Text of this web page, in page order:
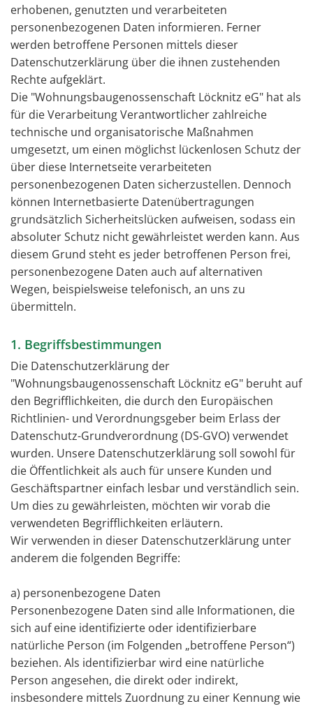
erhobenen, genutzten und verarbeiteten
personenbezogenen Daten informieren. Ferner
werden betroffene Personen mittels dieser
Datenschutzerklärung über die ihnen zustehenden
Rechte aufgeklärt.
Die "Wohnungsbaugenossenschaft Löcknitz eG" hat als
für die Verarbeitung Verantwortlicher zahlreiche
technische und organisatorische Maßnahmen
umgesetzt, um einen möglichst lückenlosen Schutz der
über diese Internetseite verarbeiteten
personenbezogenen Daten sicherzustellen. Dennoch
können Internetbasierte Datenübertragungen
grundsätzlich Sicherheitslücken aufweisen, sodass ein
absoluter Schutz nicht gewährleistet werden kann. Aus
diesem Grund steht es jeder betroffenen Person frei,
personenbezogene Daten auch auf alternativen
Wegen, beispielsweise telefonisch, an uns zu
übermitteln.
1. Begriffsbestimmungen
Die Datenschutzerklärung der
"Wohnungsbaugenossenschaft Löcknitz eG" beruht auf
den Begrifflichkeiten, die durch den Europäischen
Richtlinien- und Verordnungsgeber beim Erlass der
Datenschutz-Grundverordnung (DS-GVO) verwendet
wurden. Unsere Datenschutzerklärung soll sowohl für
die Öffentlichkeit als auch für unsere Kunden und
Geschäftspartner einfach lesbar und verständlich sein.
Um dies zu gewährleisten, möchten wir vorab die
verwendeten Begrifflichkeiten erläutern.
Wir verwenden in dieser Datenschutzerklärung unter
anderem die folgenden Begriffe:
a) personenbezogene Daten
Personenbezogene Daten sind alle Informationen, die
sich auf eine identifizierte oder identifizierbare
natürliche Person (im Folgenden „betroffene Person“)
beziehen. Als identifizierbar wird eine natürliche
Person angesehen, die direkt oder indirekt,
insbesondere mittels Zuordnung zu einer Kennung wie